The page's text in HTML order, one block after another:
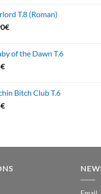
T.8 (Roman)
€
of the Dawn T.6
€
Bitch Club T.6
€